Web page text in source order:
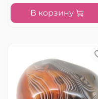
В корзину